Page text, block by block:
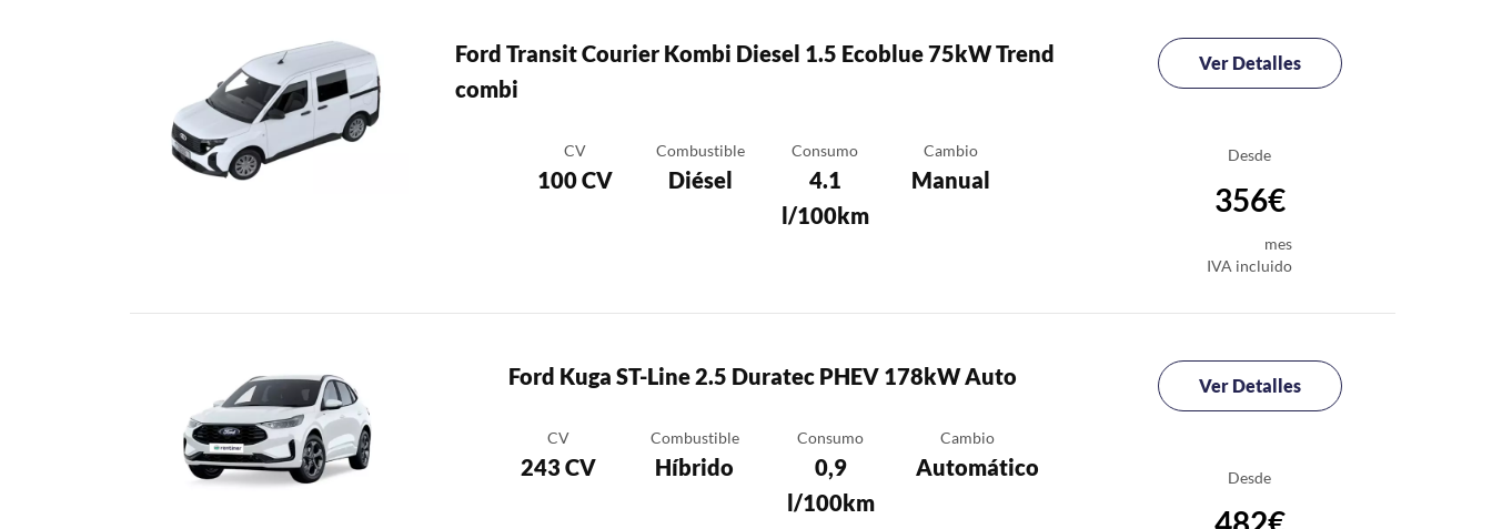
Ford Transit Courier Kombi Diesel 1.5 Ecoblue 75kW Trend
combi
CV
100 CV
Combustible
Diésel
Consumo
4.1
l/100km
Cambio
Manual
Ver Detalles
Desde
356€
mes
IVA incluido
Ford Kuga ST-Line 2.5 Duratec PHEV 178kW Auto
CV
243 CV
Combustible
Híbrido
Consumo
0,9
l/100km
Cambio
Automático
Ver Detalles
Desde